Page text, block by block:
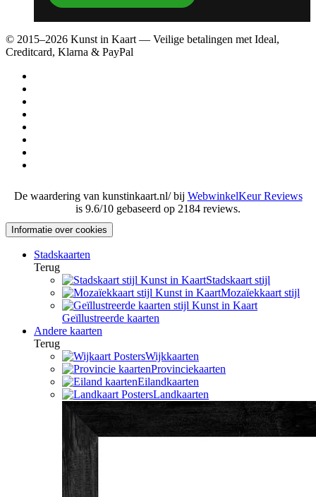
© 2015–2026 Kunst in Kaart — Veilige betalingen met Ideal,
Creditcard, Klarna & PayPal
De waardering van kunstinkaart.nl/ bij WebwinkelKeur Reviews
is 9.6/10 gebaseerd op 2184 reviews.
Informatie over cookies
Stadskaarten
Terug
Stadskaart stijl
Mozaïekkaart stijl
Geïllustreerde kaarten
Andere kaarten
Terug
Wijkkaarten
Provinciekaarten
Eilandkaarten
Landkaarten